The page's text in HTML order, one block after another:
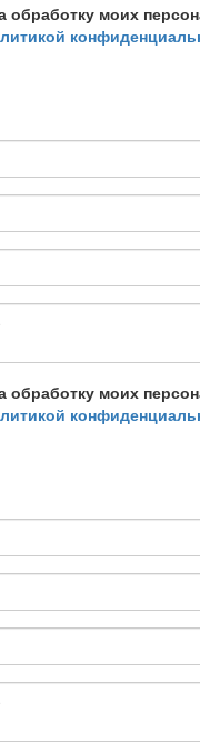
обработку моих
обработку моих